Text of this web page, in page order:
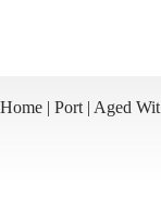
Home | Port | Aged Wit